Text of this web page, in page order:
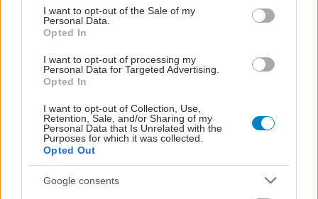
consent section.
I want to opt-out of the Sale of my
Personal Data.
Opted In
I want to opt-out of processing my
Personal Data for Targeted Advertising.
Opted In
I want to opt-out of Collection, Use,
Retention, Sale, and/or Sharing of my
Personal Data that Is Unrelated with the
Purposes for which it was collected.
Opted Out
Google consents
ΜΠΕΙΤΕ ΣΤΗ ΣΥΖΗΤΗΣΗ
Loading...
Προσθήκη Σχολίου